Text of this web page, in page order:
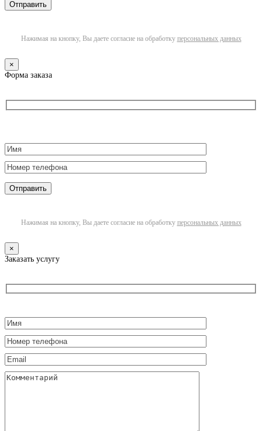
Нажимая на кнопку, Вы даете согласие на обработку персональных данных
×
Форма заказа
Нажимая на кнопку, Вы даете согласие на обработку персональных данных
×
Заказать услугу